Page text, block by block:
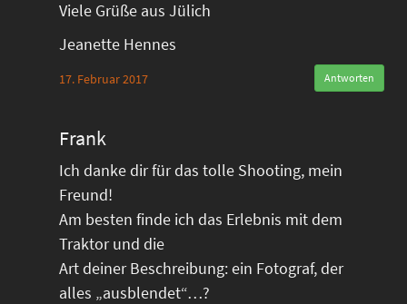
Viele Grüße aus Jülich
Jeanette Hennes
17. Februar 2017 Antworten
Frank
Ich danke dir für das tolle Shooting, mein
Freund!
Am besten finde ich das Erlebnis mit dem
Traktor und die
Art deiner Beschreibung: ein Fotograf, der
alles „ausblendet“…?